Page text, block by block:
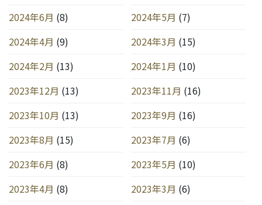
2024年6月 (8) 2024年5月 (7)
2024年4月 (9) 2024年3月 (15)
2024年2月 (13) 2024年1月 (10)
2023年12月 (13) 2023年11月 (16)
2023年10月 (13) 2023年9月 (16)
2023年8月 (15) 2023年7月 (6)
2023年6月 (8) 2023年5月 (10)
2023年4月 (8) 2023年3月 (6)